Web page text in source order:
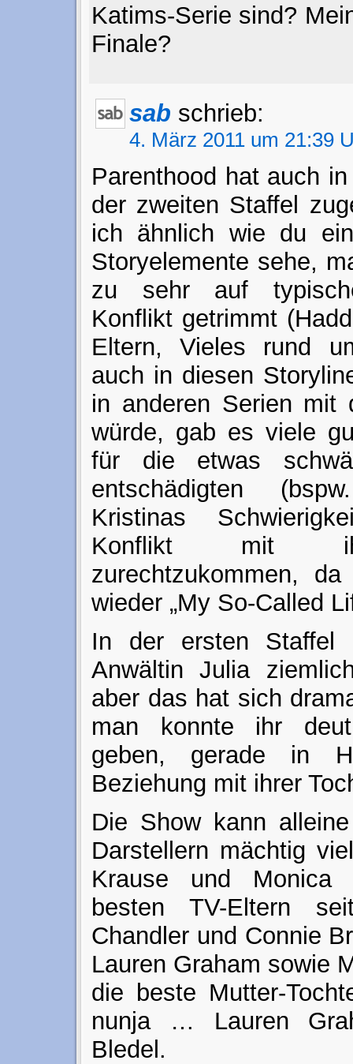
Katims-Serie sind?
Finale?
sab schrieb:
4. März 2011 um 21:39
Parenthood hat auch
der zweiten Staffel
ich ähnlich wie du
Storyelemente sehe,
zu sehr auf
Konflikt getrimmt
Eltern, Vieles rund
auch in diesen
in anderen Serien mit
würde, gab es viele
für die etwas
entschädigten
Kristinas
Konflikt mit
zurechtzukommen,
wieder „My So-Called
In der ersten Staffel
Anwältin Julia
aber das hat sich
man konnte ihr
geben, gerade in
Beziehung mit ihrer
Die Show kann
Darstellern mächtig
Krause und
besten TV-Eltern
Chandler und Connie
Lauren Graham sowie
die beste Mutter-
nunja … Lauren
Bledel.